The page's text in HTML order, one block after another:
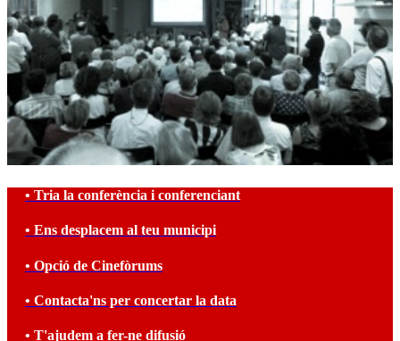
• Tria la conferència i conferenciant
• Ens desplacem al teu municipi
• Opció de Cinefòrums
• Contacta'ns per concertar la data
• T'ajudem a fer-ne difusió